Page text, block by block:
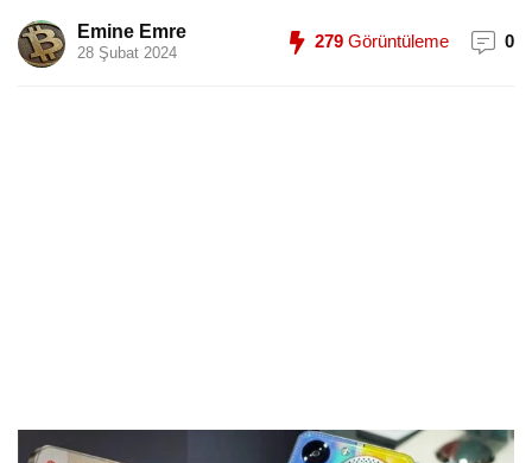
Emine Emre
28 Şubat 2024
279 Görüntüleme 0